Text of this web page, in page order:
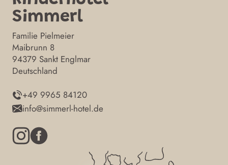
Simmerl
Familie Pielmeier
Maibrunn 8
94379 Sankt Englmar
Deutschland
+49 9965 84120
info@simmerl-hotel.de